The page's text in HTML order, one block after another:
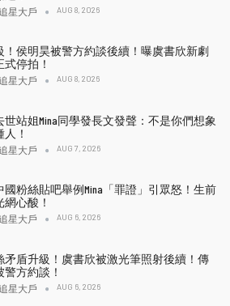
星大戶 AUG 8, 2026
！侯明昊被警方約談後續！曝虞書欣新劇
停拍！
星大戶 AUG 8, 2026
世站姐Mina同學發長文發聲：不是你們想象
！
星大戶 AUG 7, 2026
國粉絲貼吧舉例Mina「罪證」引眾怒！生前
心酸！
星大戶 AUG 6, 2026
矛盾升級！虞書欣被激光筆照射後續！傳
方約談！
星大戶 AUG 6, 2026